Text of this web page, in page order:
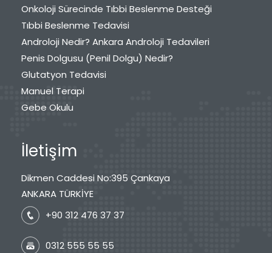
Onkoloji Sürecinde Tıbbi Beslenme Desteği
Tıbbi Beslenme Tedavisi
Androloji Nedir? Ankara Androloji Tedavileri
Penis Dolgusu (Penil Dolgu) Nedir?
Glutatyon Tedavisi
Manuel Terapi
Gebe Okulu
İletişim
Dikmen Caddesi No:395 Çankaya
ANKARA TÜRKİYE
+90 312 476 37 37
0312 555 55 55